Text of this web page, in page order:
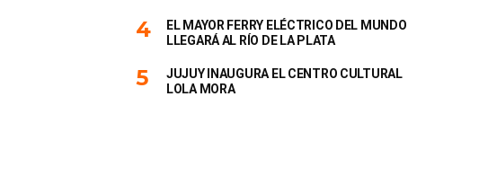
EL MAYOR FERRY ELÉCTRICO DEL MUNDO
LLEGARÁ AL RÍO DE LA PLATA
JUJUY INAUGURA EL CENTRO CULTURAL
LOLA MORA